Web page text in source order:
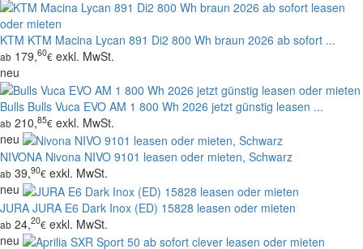
KTM KTM Macina Lycan 891 Di2 800 Wh braun 2026 ab sofort ...
ab 179,60€ exkl. MwSt.
neu
Bulls Bulls Vuca EVO AM 1 800 Wh 2026 jetzt günstig leasen ...
ab 210,85€ exkl. MwSt.
neu
NIVONA Nivona NIVO 9101 leasen oder mieten, Schwarz
ab 39,90€ exkl. MwSt.
neu
JURA JURA E6 Dark Inox (ED) 15828 leasen oder mieten
ab 24,20€ exkl. MwSt.
neu